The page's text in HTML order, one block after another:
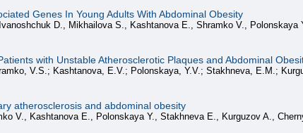
Genes In Young Adults With Abdominal Obesity
D., Mikhailova S., Kashtanova E., Shramko V., Polonskaya
with Unstable Atherosclerotic Plaques and Abdominal
V.S.; Kashtanova, E.V.; Polonskaya, Y.V.; Stakhneva, E.M.;
atherosclerosis and abdominal obesity
V., Kashtanova E., Polonskaya Y., Stakhneva E., Kurguzov A.,